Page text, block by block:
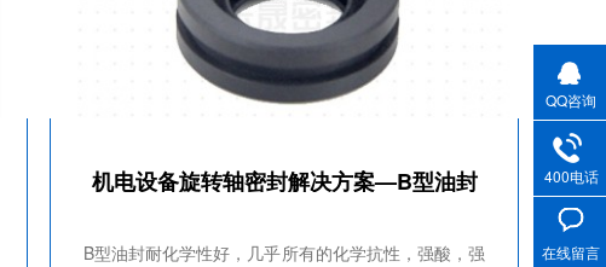
机电设备旋转轴密封解决方案—B型油封
B型油封耐化学性好，几乎所有的化学抗性，强酸，强
QQ咨询
400电话
在线留言